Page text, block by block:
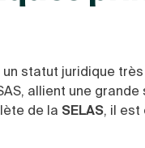
un statut juridique
allient une
de la SELAS, il est